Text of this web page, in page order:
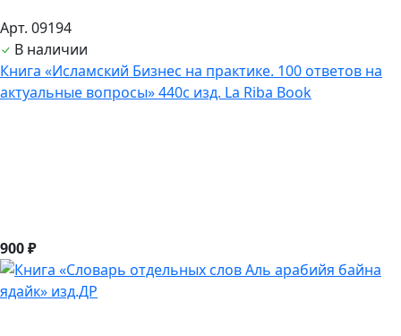
Арт. 09194
В наличии
Книга «Исламский Бизнес на практике. 100 ответов на
актуальные вопросы» 440с изд. La Riba Book
900 ₽